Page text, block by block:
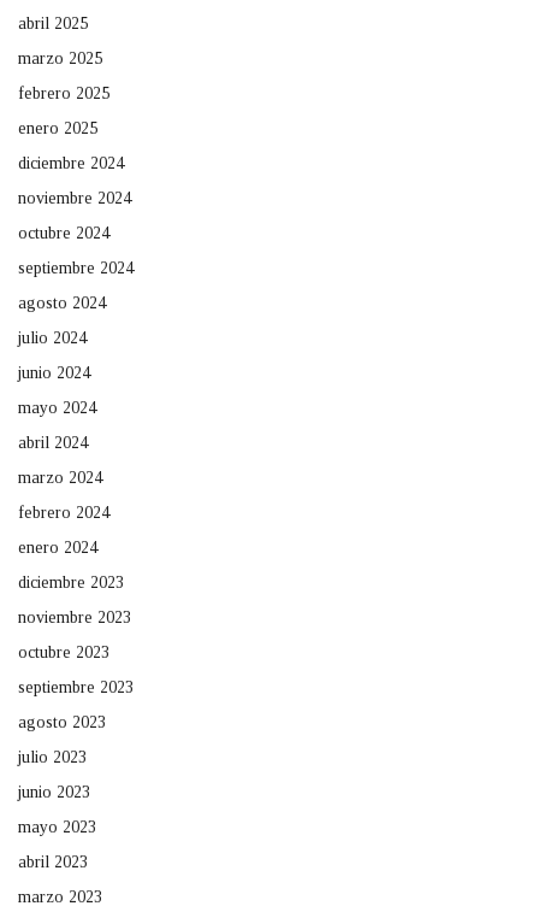
abril 2025
marzo 2025
febrero 2025
enero 2025
diciembre 2024
noviembre 2024
octubre 2024
septiembre 2024
agosto 2024
julio 2024
junio 2024
mayo 2024
abril 2024
marzo 2024
febrero 2024
enero 2024
diciembre 2023
noviembre 2023
octubre 2023
septiembre 2023
agosto 2023
julio 2023
junio 2023
mayo 2023
abril 2023
marzo 2023